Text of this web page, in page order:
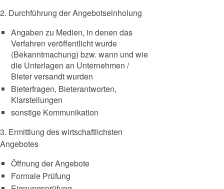
2. Durchführung der Angebotseinholung
Angaben zu Medien, in denen das
Verfahren veröffentlicht wurde
(Bekanntmachung) bzw. wann und wie
die Unterlagen an Unternehmen /
Bieter versandt wurden
Bieterfragen, Bieterantworten,
Klarstellungen
sonstige Kommunikation
3. Ermittlung des wirtschaftlichsten
Angebotes
Öffnung der Angebote
Formale Prüfung